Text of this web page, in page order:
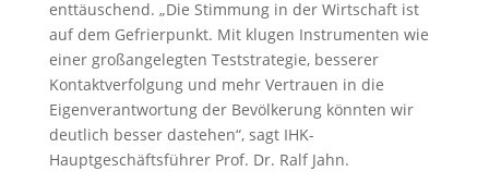
enttäuschend. „Die Stimmung in der Wirtschaft ist
auf dem Gefrierpunkt. Mit klugen Instrumenten wie
einer großangelegten Teststrategie, besserer
Kontaktverfolgung und mehr Vertrauen in die
Eigenverantwortung der Bevölkerung könnten wir
deutlich besser dastehen“, sagt IHK-
Hauptgeschäftsführer Prof. Dr. Ralf Jahn.